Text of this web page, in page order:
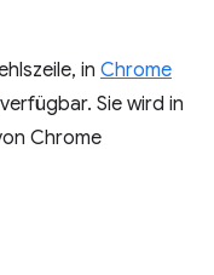
in Chrome
verfügbar. Sie wird in
Chrome